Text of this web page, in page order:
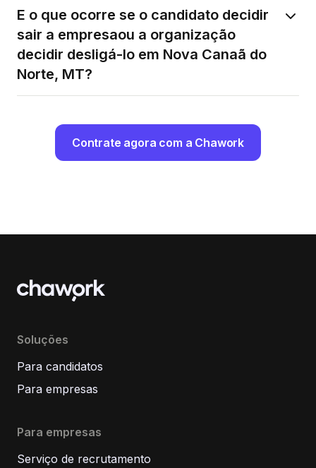
E o que ocorre se o candidato decidir
sair a empresaou a organização
decidir desligá-lo em Nova Canaã do
Norte, MT?
Contrate agora com a Chawork
Soluções
Para candidatos
Para empresas
Para empresas
Serviço de recrutamento